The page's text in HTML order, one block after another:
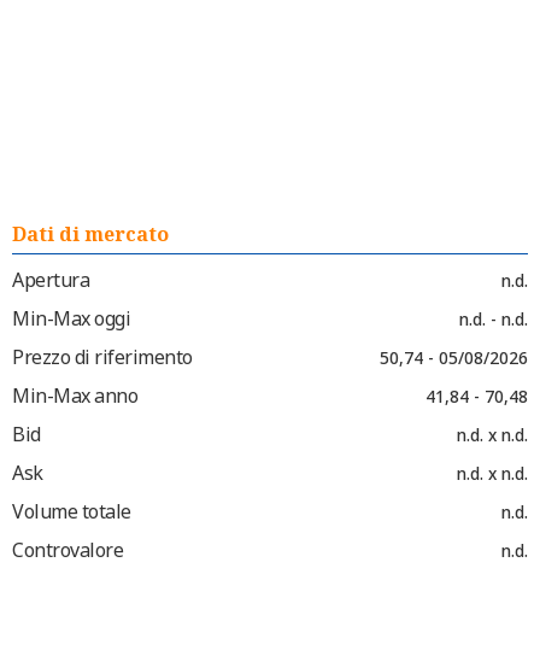
Dati di mercato
Apertura
n.d.
Min-Max oggi n.d. - n.d.
Prezzo di riferimento 50,74 - 05/08/2026
Min-Max anno 41,84 - 70,48
Bid n.d. x n.d.
Ask n.d. x n.d.
Volume totale n.d.
Controvalore n.d.